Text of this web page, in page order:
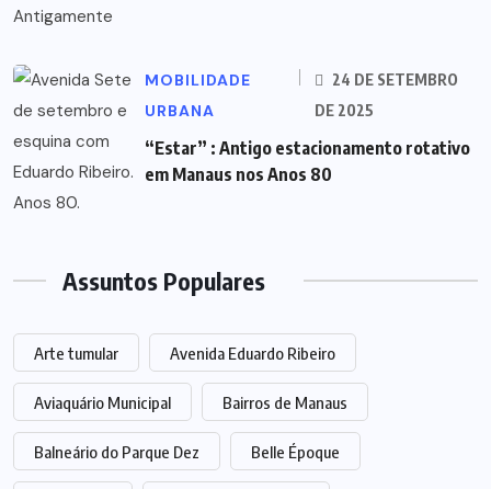
MOBILIDADE
URBANA
24 DE SETEMBRO
DE 2025
“Estar” : Antigo estacionamento rotativo
em Manaus nos Anos 80
Assuntos Populares
Arte tumular Avenida Eduardo Ribeiro
Aviaquário Municipal Bairros de Manaus
Balneário do Parque Dez Belle Époque